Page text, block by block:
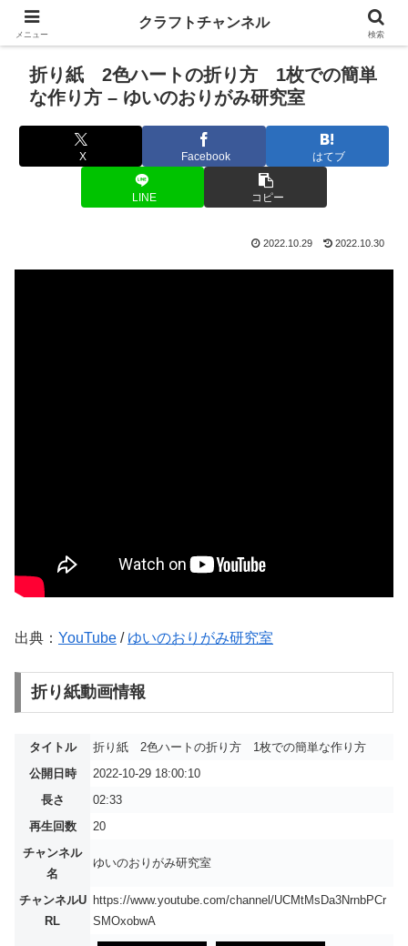
折り紙 2色ハートの折り方 1枚での簡単
な作り方 – ゆいのおりがみ研究室
X Facebook はてブ
LINE コピー
2022.10.29 2022.10.30
出典： YouTube / ゆいのおりがみ研究室
折り紙動画情報
タイトル
折り紙 2色ハートの折り方 1枚での簡単な作り方
公開日時
2022-10-29 18:00:10
長さ
02:33
再生回数
20
チャンネル
名
ゆいのおりがみ研究室
チャンネルU
RL
https://www.youtube.com/channel/UCMtMsDa3NrnbPCr
SMOxobwA
メニュー
クラフトチャンネル
検索